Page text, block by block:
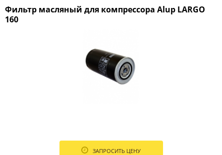
Фильтр масляный для компрессора Alup LARGO
160
ЗАПРОСИТЬ ЦЕНУ